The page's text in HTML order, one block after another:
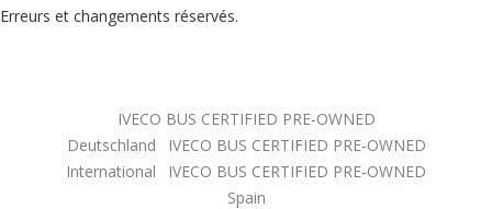
Erreurs et changements réservés.
IVECO BUS CERTIFIED PRE-OWNED
Deutschland
IVECO BUS CERTIFIED PRE-OWNED
International
IVECO BUS CERTIFIED PRE-OWNED
Spain